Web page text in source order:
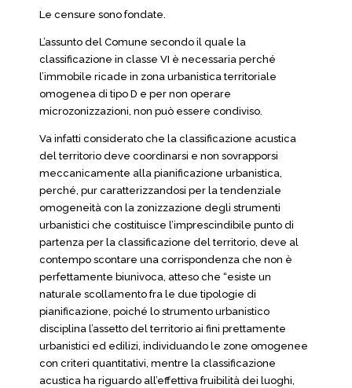
Le censure sono fondate.
L’assunto del Comune secondo il quale la
classificazione in classe VI è necessaria perché
l’immobile ricade in zona urbanistica territoriale
omogenea di tipo D e per non operare
microzonizzazioni, non può essere condiviso.
Va infatti considerato che la classificazione acustica
del territorio deve coordinarsi e non sovrapporsi
meccanicamente alla pianificazione urbanistica,
perché, pur caratterizzandosi per la tendenziale
omogeneità con la zonizzazione degli strumenti
urbanistici che costituisce l’imprescindibile punto di
partenza per la classificazione del territorio, deve al
contempo scontare una corrispondenza che non è
perfettamente biunivoca, atteso che “esiste un
naturale scollamento fra le due tipologie di
pianificazione, poiché lo strumento urbanistico
disciplina l’assetto del territorio ai fini prettamente
urbanistici ed edilizi, individuando le zone omogenee
con criteri quantitativi, mentre la classificazione
acustica ha riguardo all’effettiva fruibilità dei luoghi,